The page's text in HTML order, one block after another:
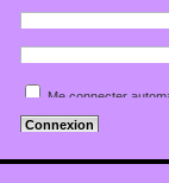
Renvoyer lâ€™e-mail de
Me connecter
Cacher mon statut